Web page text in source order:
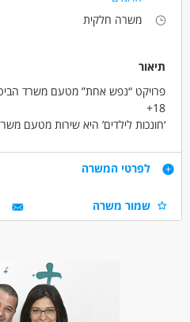
משרה חלקית
תיאור
פרויקט “נפש אחת” מטעם משרד
18+
‘חונכות לילדים’ היא שירות מטעם
שם בשבילם – בדיוק כמוך.
דרישות
50 ש”ח לשעה
ניסיון לחיים – למי שרוצה ללמוד
מתאים גם לקו”ח או ככניסה לעולמות
לפרטי המשרה
שמור משרה